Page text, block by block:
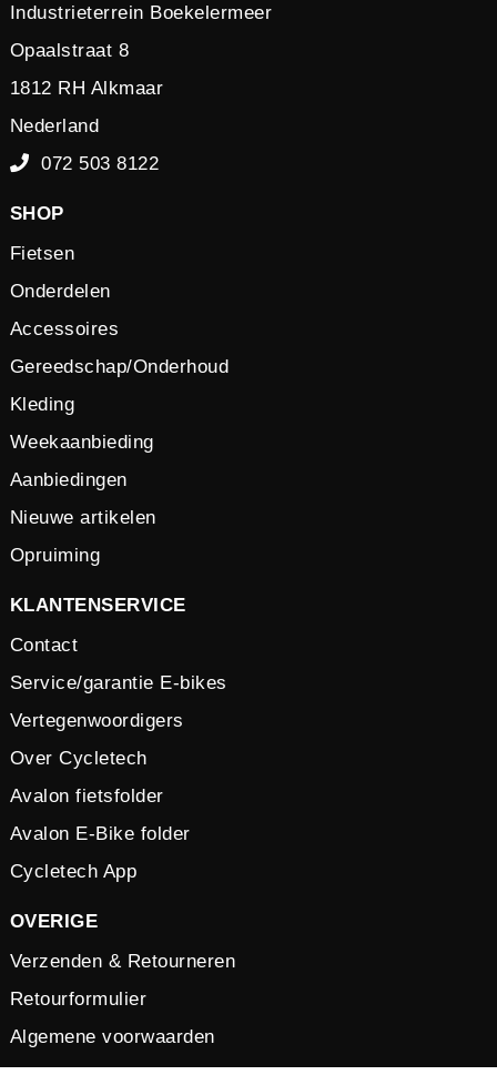
Industrieterrein Boekelermeer
Opaalstraat 8
1812 RH Alkmaar
Nederland
072 503 8122
SHOP
Fietsen
Onderdelen
Accessoires
Gereedschap/Onderhoud
Kleding
Weekaanbieding
Aanbiedingen
Nieuwe artikelen
Opruiming
KLANTENSERVICE
Contact
Service/garantie E-bikes
Vertegenwoordigers
Over Cycletech
Avalon fietsfolder
Avalon E-Bike folder
Cycletech App
OVERIGE
Verzenden & Retourneren
Retourformulier
Algemene voorwaarden